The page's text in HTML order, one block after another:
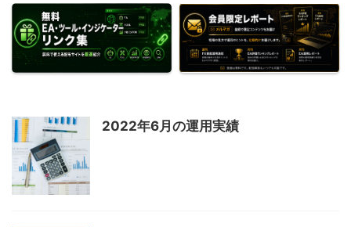
2022年6月の運用実績